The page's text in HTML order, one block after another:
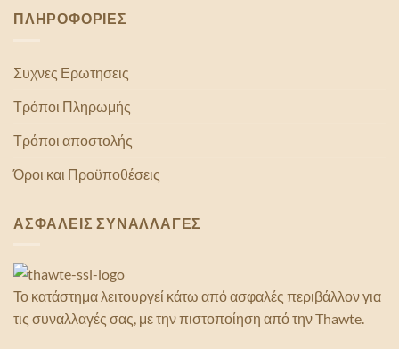
ΠΛΗΡΟΦΟΡΙΕΣ
Συχνες Ερωτησεις
Τρόποι Πληρωμής
Τρόποι αποστολής
Όροι και Προϋποθέσεις
ΑΣΦΑΛΕΙΣ ΣΥΝΑΛΛΑΓΕΣ
Το κατάστημα λειτουργεί κάτω από ασφαλές περιβάλλον για
τις συναλλαγές σας, με την πιστοποίηση από την Thawte.